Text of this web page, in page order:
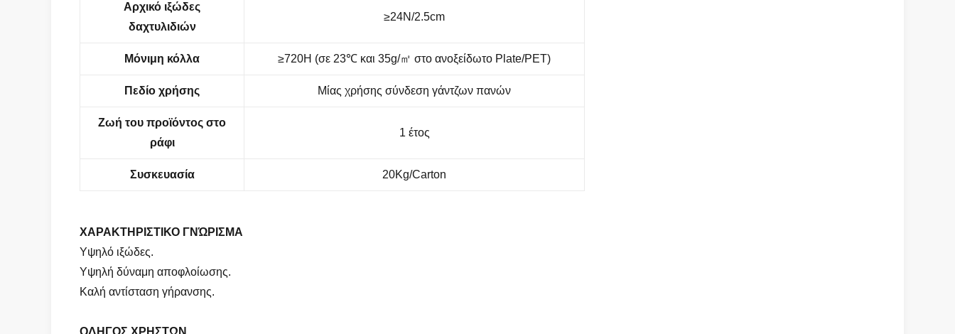
Αρχικό ιξώδες
δαχτυλιδιών
≥24N/2.5cm
Μόνιμη κόλλα ≥720H (σε 23℃ και 35g/㎡ στο ανοξείδωτο Plate/PET)
Πεδίο χρήσης Μίας χρήσης σύνδεση γάντζων πανών
Ζωή του προϊόντος στο
ράφι
1 έτος
Συσκευασία 20Kg/Carton
ΧΑΡΑΚΤΗΡΙΣΤΙΚΟ ΓΝΏΡΙΣΜΑ
Υψηλό ιξώδες.
Υψηλή δύναμη αποφλοίωσης.
Καλή αντίσταση γήρανσης.
ΟΔΗΓΟΣ ΧΡΗΣΤΩΝ